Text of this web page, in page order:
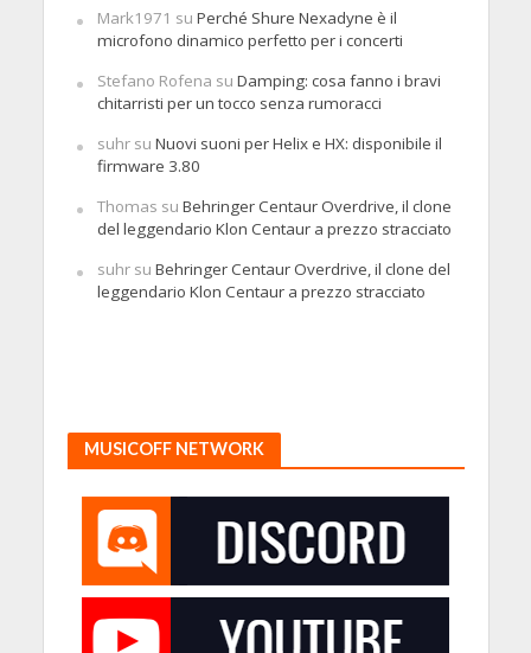
Mark1971 su Perché Shure Nexadyne è il
microfono dinamico perfetto per i concerti
Stefano Rofena su Damping: cosa fanno i bravi
chitarristi per un tocco senza rumoracci
suhrsu Nuovi suoni per Helix e HX: disponibile il
firmware 3.80
Thomas su Behringer Centaur Overdrive, il clone
del leggendario Klon Centaur a prezzo stracciato
suhrsu Behringer Centaur Overdrive, il clone del
leggendario Klon Centaur a prezzo stracciato
MUSICOFF NETWORK